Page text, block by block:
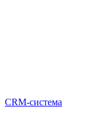
CRM-система